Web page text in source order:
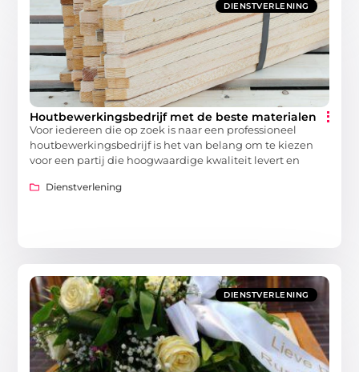
DIENSTVERLENING
Houtbewerkingsbedrijf met de beste materialen
Voor iedereen die op zoek is naar een professioneel
houtbewerkingsbedrijf is het van belang om te kiezen
voor een partij die hoogwaardige kwaliteit levert en
Dienstverlening
DIENSTVERLENING